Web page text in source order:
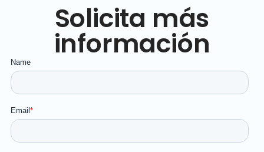
Solicita más
información